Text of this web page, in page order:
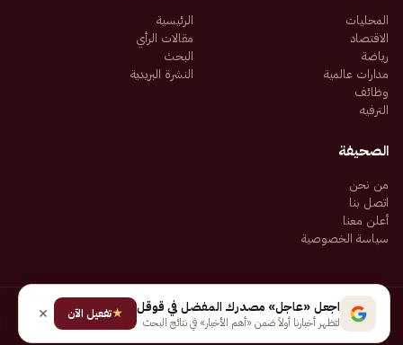
المحليات
الاقتصاد
رياضة
مدارات عالمية
وظائف
الترفيه
الرئيسية
مقالات الرأي
البحث
النشرة البريدية
الصحيفة
من نحن
اتصل بنا
أعلن معنا
سياسة الخصوصية
جميع الحقوق محفوظة لـ شركة إيجاز للنشر الإلكتروني المالكة لصحيفة عاجل
سياسة الخصوصيةشروط الاستخدام
اجعل «عاجل» مصدرك المفضل في قوقل
لتظهر أخبارنا أولاً ضمن «أهم الأخبار» في نتائج البحث
★تفعيل الآن